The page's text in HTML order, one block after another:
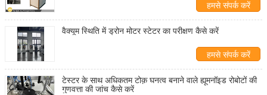
हमसे संपर्क करें
वैक्यूम स्थिति में ड्रोन मोटर स्टेटर का परीक्षण कैसे करें
हमसे संपर्क करें
टेस्टर के साथ अधिकतम टोक़ घनत्व बनाने वाले ह्यूमनॉइड रोबोटों की
गुणवत्ता की जांच कैसे करें